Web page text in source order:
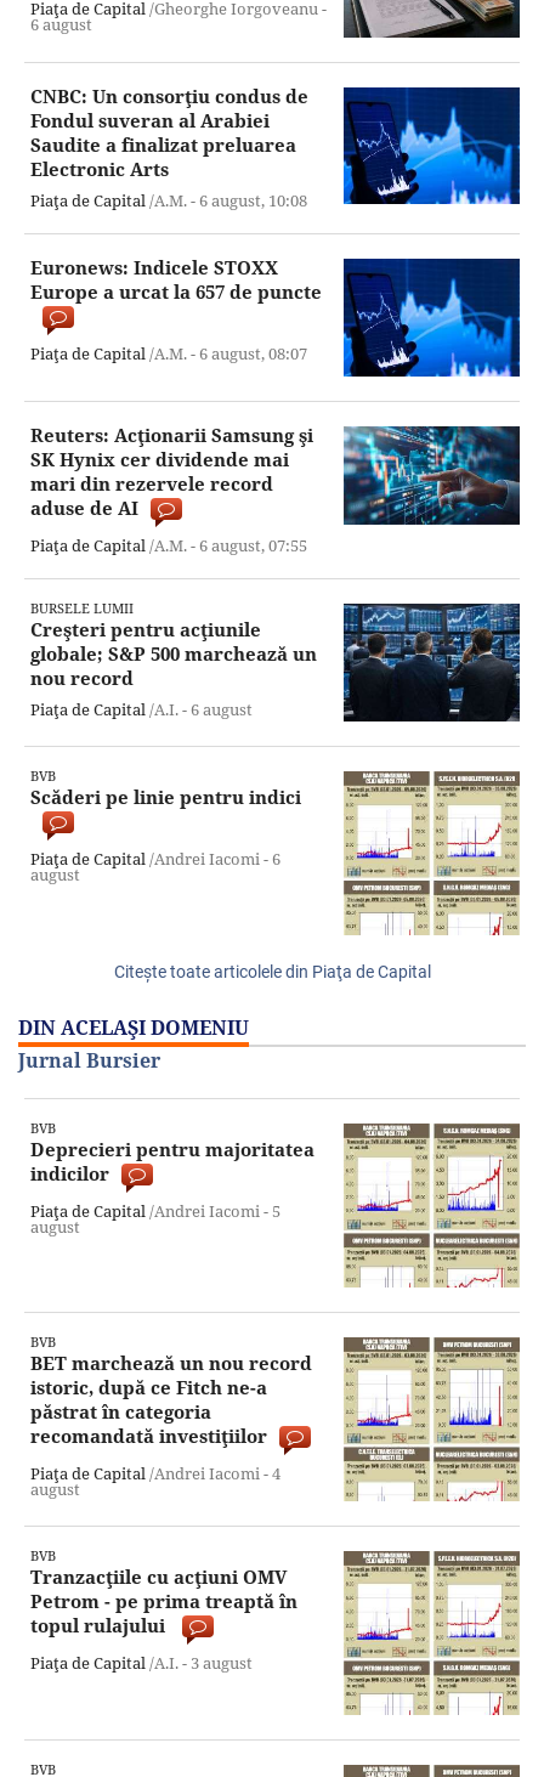
Piaţa de Capital/Gheorghe Iorgoveanu -
6 august
CNBC: Un consorţiu condus de
Fondul suveran al Arabiei
Saudite a finalizat preluarea
Electronic Arts
Piaţa de Capital/A.M. -6 august, 10:08
Euronews: Indicele STOXX
Europe a urcat la 657 de puncte
Piaţa de Capital/A.M. -6 august,08:07
Reuters: Acţionarii Samsung şi
SK Hynix cer dividende mai
mari din rezervele record
aduse de AI
Piaţa de Capital/A.M. -6 august,07:55
BURSELE LUMII
Creşteri pentru acţiunile
globale; S&P 500 marchează un
nou record
Piaţa de Capital/A.I. -6 august
BVB
Scăderi pe linie pentru indici
Piaţa de Capital/Andrei Iacomi -6
august
Citeşte toate articolele din Piaţa de Capital
DIN ACELAŞI DOMENIU
Jurnal Bursier
BVB
Deprecieri pentru majoritatea
indicilor
Piaţa de Capital/Andrei Iacomi - 5
august
BVB
BET marchează un nou record
istoric, după ce Fitch ne-a
păstrat în categoria
recomandată investiţiilor
Piaţa de Capital/Andrei Iacomi -4
august
BVB
Tranzacţiile cu acţiuni OMV
Petrom - pe prima treaptă în
topul rulajului
Piaţa de Capital/A.I. - 3 august
BVB